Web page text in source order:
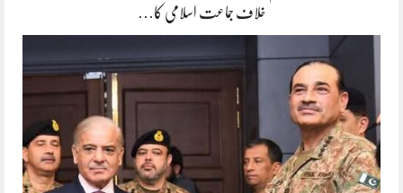
خلاف جماعت اسلامی کا…